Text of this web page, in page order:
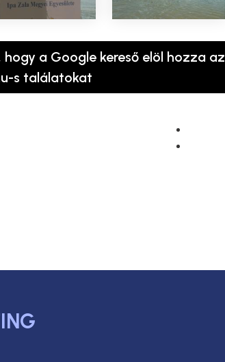
a Google kereső elöl hozza az
s találatokat